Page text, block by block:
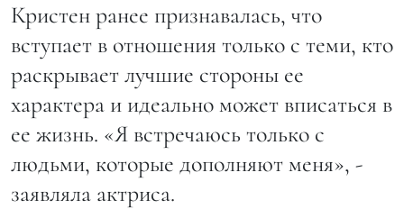
Кристен ранее признавалась, что
вступает в отношения только с теми, кто
раскрывает лучшие стороны ее
характера и идеально может вписаться в
ее жизнь. «Я встречаюсь только с
людьми, которые дополняют меня», -
заявляла актриса.